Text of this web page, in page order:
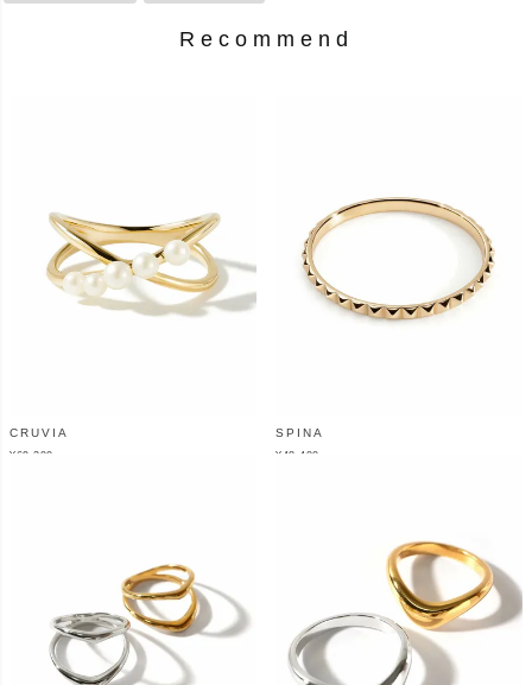
Recommend
CRUVIA
¥69,300
SPINA
¥ 48,400